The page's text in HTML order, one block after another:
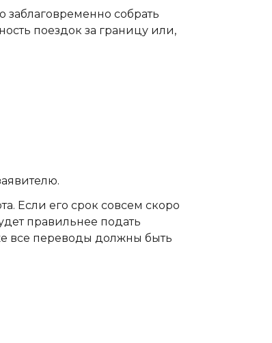
заблаговременно собрать
поездок за границу или,
Если его срок совсем скоро
правильнее подать
все переводы должны быть